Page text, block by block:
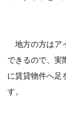
地方の方はア
できるので、実
に賃貸物件へ足
す。